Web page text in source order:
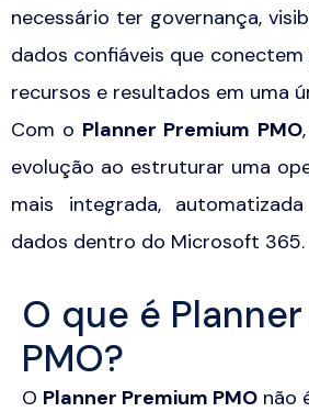
necessário ter governança,
dados confiáveis que
recursos e resultados em uma
Com o Planner Premium PMO
evolução ao estruturar uma
mais integrada,
dados dentro do Microsoft 365.
O que é
PMO?
O Planner Premium PMO não